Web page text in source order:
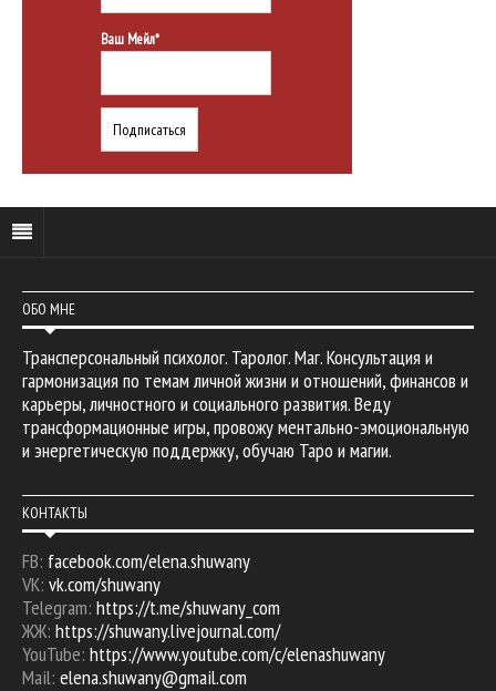
Ваш Мейл*
ОБО МНЕ
Трансперсональный психолог. Таролог. Маг. Консультация и
гармонизация по темам личной жизни и отношений, финансов и
карьеры, личностного и социального развития. Веду
трансформационные игры, провожу ментально-эмоциональную
и энергетическую поддержку, обучаю Таро и магии.
КОНТАКТЫ
FB: facebook.com/elena.shuwany
VK: vk.com/shuwany
Telegram: https://t.me/shuwany_com
ЖЖ: https://shuwany.livejournal.com/
YouTube: https://www.youtube.com/c/elenashuwany
Mail: elena.shuwany@gmail.com